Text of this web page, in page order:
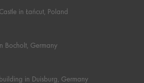
in Łańcut, Poland
Bocholt, Germany
in Duisburg, Germany